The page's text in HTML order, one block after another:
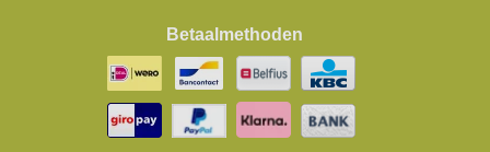
Betaalmethoden